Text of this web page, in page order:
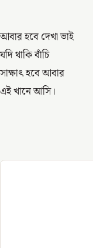
আবার হবে দেখা ভাই
যদি থাকি বাঁচি
সাক্ষাৎ হবে আবার
এই খানে আসি।